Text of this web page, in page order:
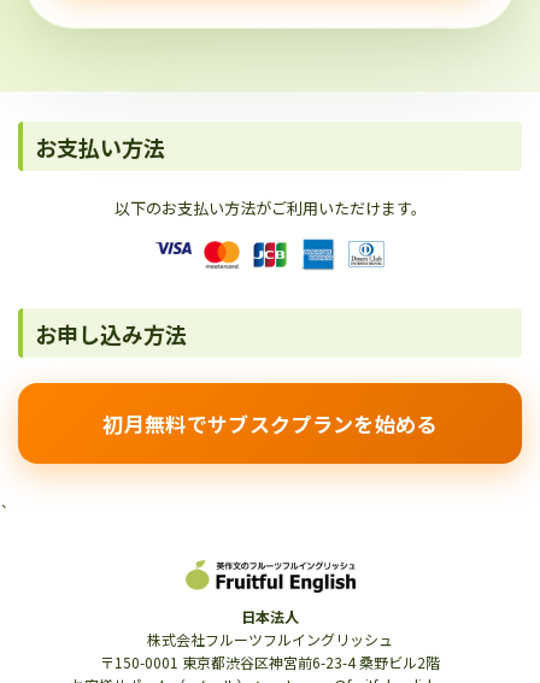
お支払い方法
以下のお支払い方法がご利用いただけます。
お申し込み方法
初月無料でサブスクプランを始める
`
日本法人
株式会社フルーツフルイングリッシュ
〒150-0001 東京都渋谷区神宮前6-23-4 桑野ビル2階